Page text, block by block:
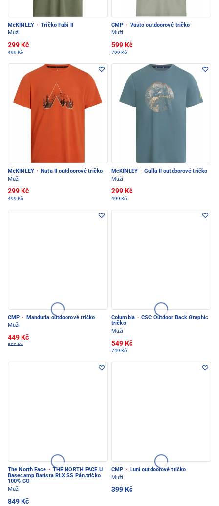
McKINLEY · Tričko Fabi II
Muži
299 Kč
499 Kč
CMP · Vasto outdoorové tričko
Muži
599 Kč
799 Kč
McKINLEY · Nata II outdoorové tričko
Muži
299 Kč
499 Kč
McKINLEY · Galla II outdoorové tričko
Muži
299 Kč
499 Kč
CMP ·
Manduria outdoorové tričko
Muži
449 Kč
599 Kč
Columbia · CSC Outdoor Back Graphic
tričko
Muži
549 Kč
749 Kč
The North Face · THE NORTH FACE U
Basecamp Barista RLX SS Pán.tričko
100% CO
Muži
849 Kč
CMP ·
Luni outdoorové tričko
Muži
399 Kč